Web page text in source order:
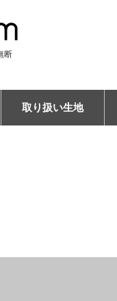
断
プラン
方
取り扱い生地